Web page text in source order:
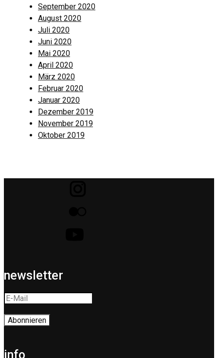
September 2020
August 2020
Juli 2020
Juni 2020
Mai 2020
April 2020
März 2020
Februar 2020
Januar 2020
Dezember 2019
November 2019
Oktober 2019
newsletter
info